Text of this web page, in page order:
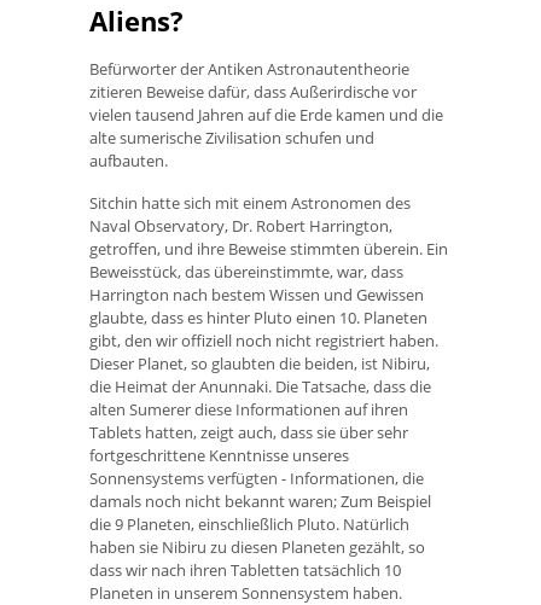
Aliens?
Befürworter der Antiken Astronautentheorie
zitieren Beweise dafür, dass Außerirdische vor
vielen tausend Jahren auf die Erde kamen und die
alte sumerische Zivilisation schufen und
aufbauten.
Sitchin hatte sich mit einem Astronomen des
Naval Observatory, Dr. Robert Harrington,
getroffen, und ihre Beweise stimmten überein. Ein
Beweisstück, das übereinstimmte, war, dass
Harrington nach bestem Wissen und Gewissen
glaubte, dass es hinter Pluto einen 10. Planeten
gibt, den wir offiziell noch nicht registriert haben.
Dieser Planet, so glaubten die beiden, ist Nibiru,
die Heimat der Anunnaki. Die Tatsache, dass die
alten Sumerer diese Informationen auf ihren
Tablets hatten, zeigt auch, dass sie über sehr
fortgeschrittene Kenntnisse unseres
Sonnensystems verfügten - Informationen, die
damals noch nicht bekannt waren; Zum Beispiel
die 9 Planeten, einschließlich Pluto. Natürlich
haben sie Nibiru zu diesen Planeten gezählt, so
dass wir nach ihren Tabletten tatsächlich 10
Planeten in unserem Sonnensystem haben.